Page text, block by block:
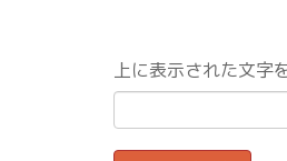
上に表示された文字